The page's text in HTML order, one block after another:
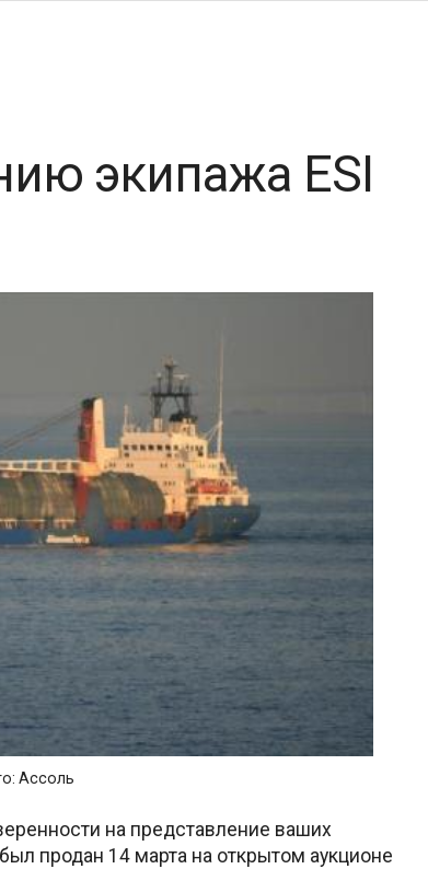
экипажа ESI
Ассоль
на представление ваших
продан 14 марта на открытом аукционе